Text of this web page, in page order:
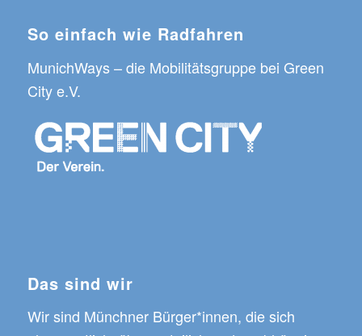
So einfach wie Radfahren
MunichWays – die Mobilitätsgruppe bei Green
City e.V.
Das sind wir
Wir sind Münchner Bürger*innen, die sich